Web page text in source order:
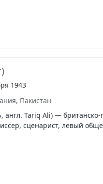
1943
Пакистан
сценарист, левый